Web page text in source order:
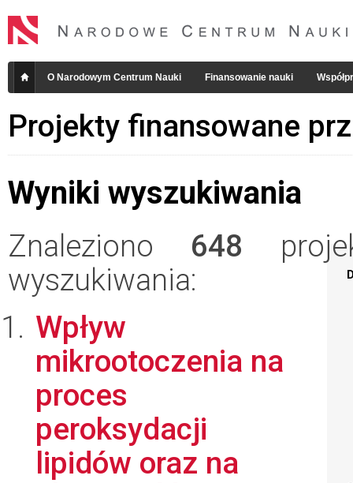
O Narodowym Centrum Nauki Finansowanie nauki
Projekty finansowane
Wyniki wyszukiwania
Znaleziono 648
wyszukiwania:
Wpływ
mikrootoczenia na
proces
peroksydacji
lipidów oraz na